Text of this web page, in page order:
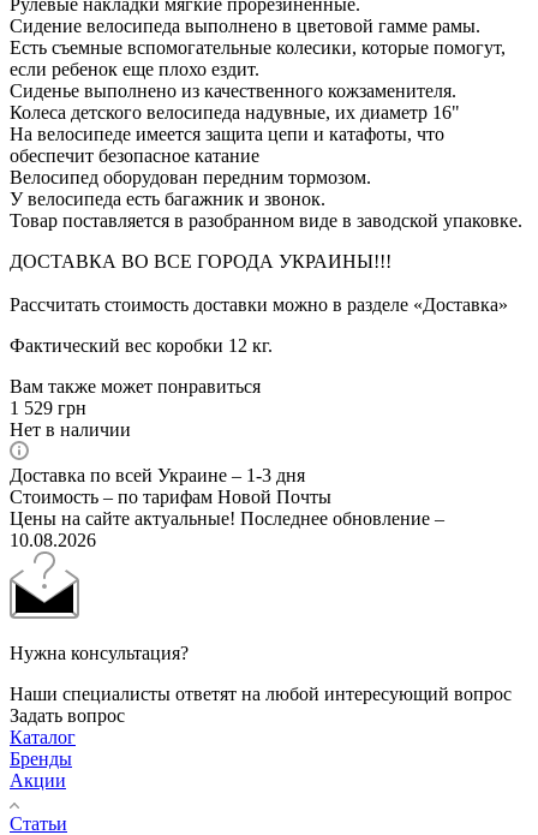
Сидение велосипеда выполнено в цветовой гамме рамы.
Есть съемные вспомогательные колесики, которые помогут,
если ребенок еще плохо ездит.
Сиденье выполнено из качественного кожзаменителя.
Колеса детского велосипеда надувные, их диаметр 16"
На велосипеде имеется защита цепи и катафоты, что
обеспечит безопасное катание
Велосипед оборудован передним тормозом.
У велосипеда есть багажник и звонок.
Товар поставляется в разобранном виде в заводской упаковке.
ДОСТАВКА ВО ВСЕ ГОРОДА УКРАИНЫ!!!
Рассчитать стоимость доставки можно в разделе «Доставка»
Фактический вес коробки 12 кг.
Вам также может понравиться
1 529 грн
Нет в наличии
Доставка по всей Украине – 1-3 дня
Стоимость – по тарифам Новой Почты
Цены на сайте актуальные! Последнее обновление –
10.08.2026
Нужна консультация?
Наши специалисты ответят на любой интересующий вопрос
Задать вопрос
Каталог
Бренды
Акции
Статьи